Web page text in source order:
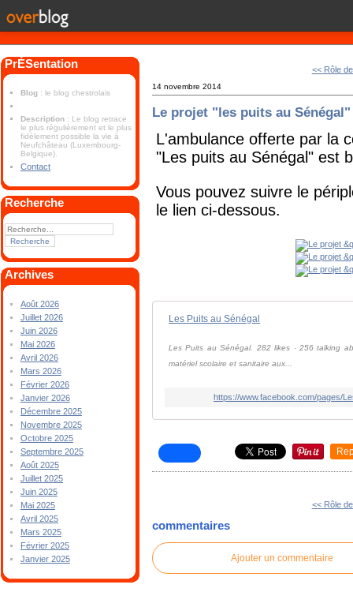
PrÉSentation
Blog : le blog chestrolais
Description : Le blog retrace
le plus régulièrement et le plus
fidèlement possible la vie à
Neufchâteau (Luxembourg-
Belgique).
Contact
Recherche
Archives
Août 2026
Juillet 2026
Juin 2026
Mai 2026
Avril 2026
Mars 2026
Février 2026
Janvier 2026
Décembre 2025
Novembre 2025
Octobre 2025
Septembre 2025
Août 2025
Juillet 2025
Juin 2025
Mai 2025
Avril 2025
Mars 2025
Février 2025
Janvier 2025
<< Rôle
14 novembre 2014
Le projet "les puits au Sénégal"
L'ambulance offerte par la
"Les puits au Sénégal" est
Vous pouvez suivre le
le lien ci-dessous.
Les Puits au Sénégal
Les Puits au Sénégal. 282 likes · 256 talking
matériel scolaire et sanitaire aux...
https://www.facebook.com/pages/
<< Rôle
commentaires
Ajouter un commentaire